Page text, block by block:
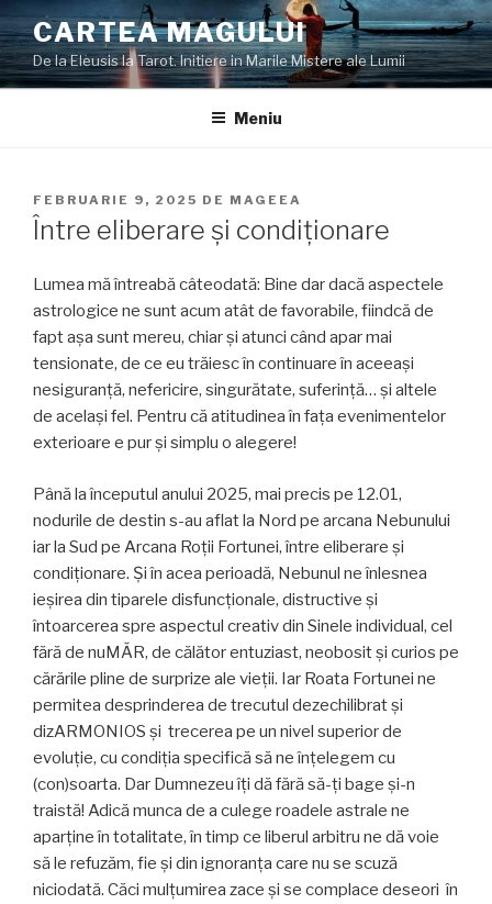
la
conținut
CARTEA MAGULUI
De la Eleusis la Tarot. Initiere in Marile Mistere ale Lumii
Meniu
PUBLICAT
PE
FEBRUARIE 9, 2025 DE MAGEEA
Între eliberare și condiționare
Lumea mă întreabă câteodată: Bine dar dacă aspectele
astrologice ne sunt acum atât de favorabile, fiindcă de
fapt așa sunt mereu, chiar și atunci când apar mai
tensionate, de ce eu trăiesc în continuare în aceeași
nesiguranță, nefericire, singurătate, suferință… și altele
de același fel. Pentru că atitudinea în fața evenimentelor
exterioare e pur și simplu o alegere!
Până la începutul anului 2025, mai precis pe 12.01,
nodurile de destin s-au aflat la Nord pe arcana Nebunului
iar la Sud pe Arcana Roții Fortunei, între eliberare și
condiționare. Și în acea perioadă, Nebunul ne înlesnea
ieșirea din tiparele disfuncționale, distructive și
întoarcerea spre aspectul creativ din Sinele individual, cel
fără de nuMĂR, de călător entuziast, neobosit și curios pe
cărările pline de surprize ale vieții. Iar Roata Fortunei ne
permitea desprinderea de trecutul dezechilibrat și
dizARMONIOS și trecerea pe un nivel superior de
evoluție, cu condiția specifică să ne înțelegem cu
(con)soarta. Dar Dumnezeu îți dă fără să-ți bage și-n
traistă! Adică munca de a culege roadele astrale ne
aparține în totalitate, în timp ce liberul arbitru ne dă voie
să le refuzăm, fie și din ignoranța care nu se scuză
niciodată. Căci mulțumirea zace și se complace deseori în